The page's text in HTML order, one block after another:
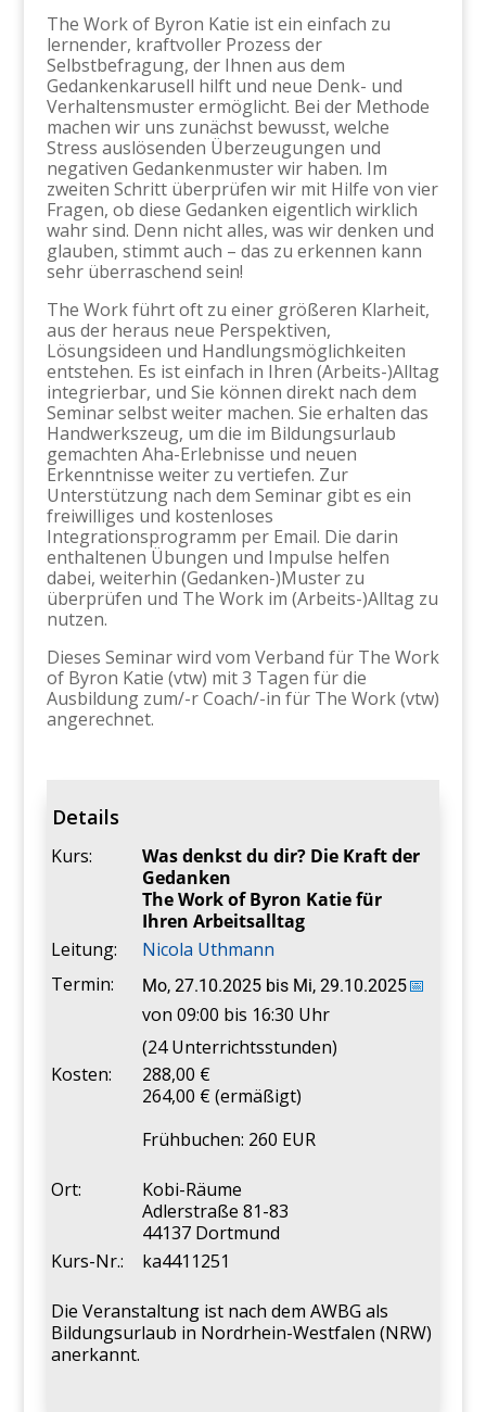
The Work of Byron Katie ist ein einfach zu
lernender, kraftvoller Prozess der
Selbstbefragung, der Ihnen aus dem
Gedankenkarusell hilft und neue Denk- und
Verhaltensmuster ermöglicht. Bei der Methode
machen wir uns zunächst bewusst, welche
Stress auslösenden Überzeugungen und
negativen Gedankenmuster wir haben. Im
zweiten Schritt überprüfen wir mit Hilfe von vier
Fragen, ob diese Gedanken eigentlich wirklich
wahr sind. Denn nicht alles, was wir denken und
glauben, stimmt auch – das zu erkennen kann
sehr überraschend sein!
The Work führt oft zu einer größeren Klarheit,
aus der heraus neue Perspektiven,
Lösungsideen und Handlungsmöglichkeiten
entstehen. Es ist einfach in Ihren (Arbeits-)Alltag
integrierbar, und Sie können direkt nach dem
Seminar selbst weiter machen. Sie erhalten das
Handwerkszeug, um die im Bildungsurlaub
gemachten Aha-Erlebnisse und neuen
Erkenntnisse weiter zu vertiefen. Zur
Unterstützung nach dem Seminar gibt es ein
freiwilliges und kostenloses
Integrationsprogramm per Email. Die darin
enthaltenen Übungen und Impulse helfen
dabei, weiterhin (Gedanken-)Muster zu
überprüfen und The Work im (Arbeits-)Alltag zu
nutzen.
Dieses Seminar wird vom Verband für The Work
of Byron Katie (vtw) mit 3 Tagen für die
Ausbildung zum/-r Coach/-in für The Work (vtw)
angerechnet.
Details
Kurs:
Was denkst du dir? Die Kraft der
Gedanken
The Work of Byron Katie für
Ihren Arbeitsalltag
Leitung:
Nicola Uthmann
Termin:
Mo, 27.10.2025 bis Mi, 29.10.2025📅
von 09:00 bis 16:30 Uhr
(24 Unterrichtsstunden)
Kosten:
288,00 €
264,00 € (ermäßigt)
Frühbuchen: 260 EUR
Ort:
Kobi-Räume
Adlerstraße 81-83
44137 Dortmund
Kurs-Nr.:
ka4411251
Die Veranstaltung ist nach dem AWBG als
Bildungsurlaub in Nordrhein-Westfalen (NRW)
anerkannt.